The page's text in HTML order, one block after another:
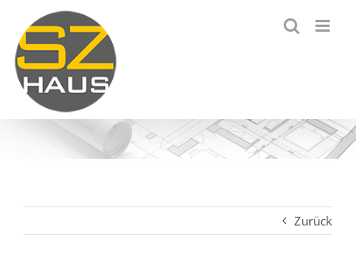
Inhalt
springen
Zurück